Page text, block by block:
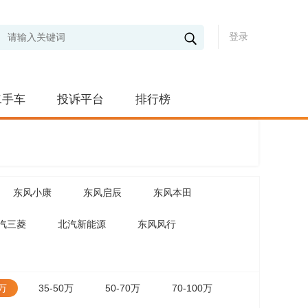
登录
车 投诉平台 排行榜
东风小康 东风启辰 东风本田
三菱 北汽新能源 东风风行
35-50万 50-70万 70-100万